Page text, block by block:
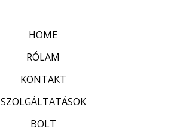
HOME
RÓLAM
KONTAKT
SZOLGÁLTATÁSOK
BOLT